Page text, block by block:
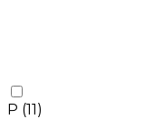
P (11)